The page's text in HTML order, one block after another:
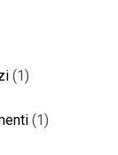
(1)
(1)